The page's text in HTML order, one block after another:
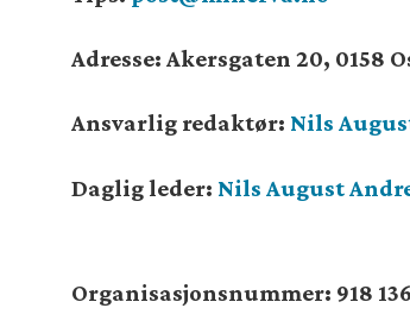
Adresse: Akersgaten 20, 0158
Ansvarlig redaktør: Nils
Daglig leder: Nils August
Organisasjonsnummer: 918